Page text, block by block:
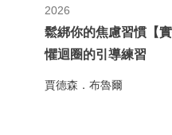
2026
鬆綁你的焦慮習慣【
懼迴圈的引導練習
賈德森．布魯爾